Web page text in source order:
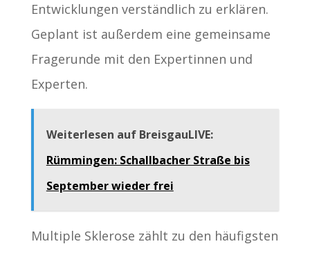
Entwicklungen verständlich zu erklären.
Geplant ist außerdem eine gemeinsame
Fragerunde mit den Expertinnen und
Experten.
Weiterlesen auf BreisgauLIVE:
Rümmingen: Schallbacher Straße bis
September wieder frei
Multiple Sklerose zählt zu den häufigsten